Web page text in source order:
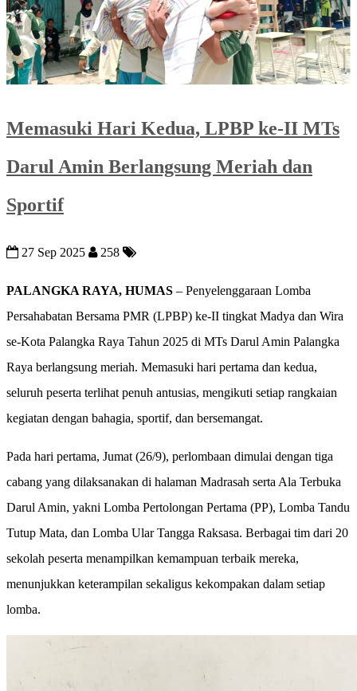
Memasuki Hari Kedua, LPBP ke-II MTs
Darul Amin Berlangsung Meriah dan
Sportif
27 Sep 2025 258
PALANGKA RAYA, HUMAS – Penyelenggaraan Lomba
Persahabatan Bersama PMR (LPBP) ke-II tingkat Madya dan Wira
se-Kota Palangka Raya Tahun 2025 di MTs Darul Amin Palangka
Raya berlangsung meriah. Memasuki hari pertama dan kedua,
seluruh peserta terlihat penuh antusias, mengikuti setiap rangkaian
kegiatan dengan bahagia, sportif, dan bersemangat.
Pada hari pertama, Jumat (26/9), perlombaan dimulai dengan tiga
cabang yang dilaksanakan di halaman Madrasah serta Ala Terbuka
Darul Amin, yakni Lomba Pertolongan Pertama (PP), Lomba Tandu
Tutup Mata, dan Lomba Ular Tangga Raksasa. Berbagai tim dari 20
sekolah peserta menampilkan kemampuan terbaik mereka,
menunjukkan keterampilan sekaligus kekompakan dalam setiap
lomba.